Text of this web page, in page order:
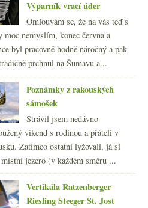
Výparník vrací úder
Omlouvám se, že na vás teď s
moc nemyslím, konec června a
byl pracovně hodně náročný a pak
prchnul na Šumavu a...
Poznámky z rakouských
sámošek
Strávil jsem nedávno
víkend s rodinou a přáteli v
Zatímco ostatní lyžovali, já si
jezero (v každém směru ...
Vertikála Ratzenberger
Riesling Steeger St. Jost